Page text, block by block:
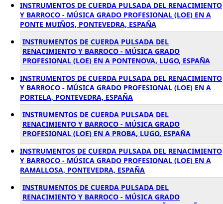
INSTRUMENTOS DE CUERDA PULSADA DEL RENACIMIENTO
Y BARROCO - MÚSICA GRADO PROFESIONAL (LOE) EN A
PONTE MUIÑOS, PONTEVEDRA, ESPAÑA
INSTRUMENTOS DE CUERDA PULSADA DEL
RENACIMIENTO Y BARROCO - MÚSICA GRADO
PROFESIONAL (LOE) EN A PONTENOVA, LUGO, ESPAÑA
INSTRUMENTOS DE CUERDA PULSADA DEL RENACIMIENTO
Y BARROCO - MÚSICA GRADO PROFESIONAL (LOE) EN A
PORTELA, PONTEVEDRA, ESPAÑA
INSTRUMENTOS DE CUERDA PULSADA DEL
RENACIMIENTO Y BARROCO - MÚSICA GRADO
PROFESIONAL (LOE) EN A PROBA, LUGO, ESPAÑA
INSTRUMENTOS DE CUERDA PULSADA DEL RENACIMIENTO
Y BARROCO - MÚSICA GRADO PROFESIONAL (LOE) EN A
RAMALLOSA, PONTEVEDRA, ESPAÑA
INSTRUMENTOS DE CUERDA PULSADA DEL
RENACIMIENTO Y BARROCO - MÚSICA GRADO